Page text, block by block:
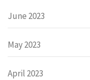
June 2023
May 2023
April 2023